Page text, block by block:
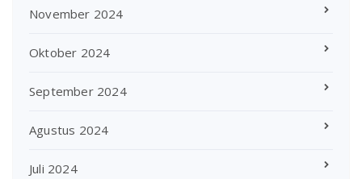
November 2024
Oktober 2024
September 2024
Agustus 2024
Juli 2024